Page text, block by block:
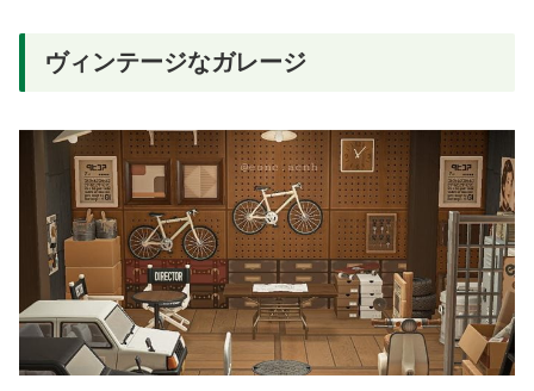
ヴィンテージなガレージ